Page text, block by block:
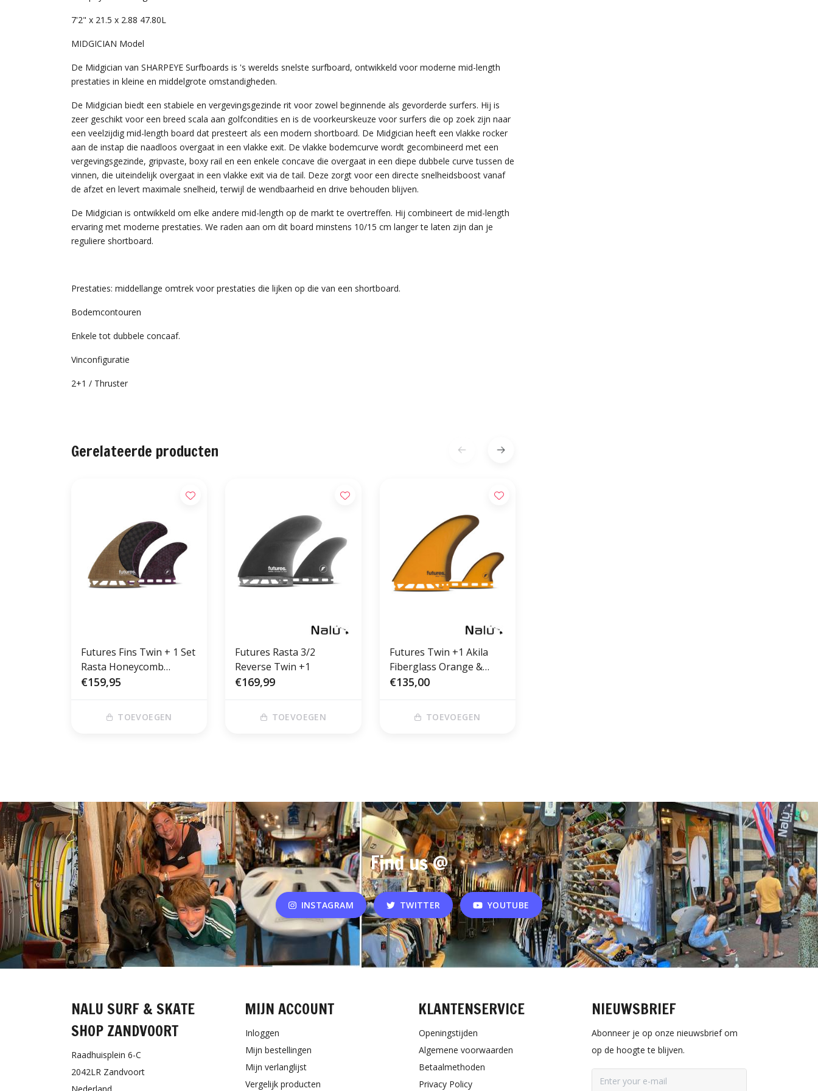
7'2" x 21.5 x 2.88 47.80L
MIDGICIAN Model
De Midgician van SHARPEYE Surfboards is 's werelds snelste surfboard, ontwikkeld voor moderne mid-length
prestaties in kleine en middelgrote omstandigheden.
De Midgician biedt een stabiele en vergevingsgezinde rit voor zowel beginnende als gevorderde surfers. Hij is
zeer geschikt voor een breed scala aan golfcondities en is de voorkeurskeuze voor surfers die op zoek zijn naar
een veelzijdig mid-length board dat presteert als een modern shortboard. De Midgician heeft een vlakke rocker
aan de instap die naadloos overgaat in een vlakke exit. De vlakke bodemcurve wordt gecombineerd met een
vergevingsgezinde, gripvaste, boxy rail en een enkele concave die overgaat in een diepe dubbele curve tussen de
vinnen, die uiteindelijk overgaat in een vlakke exit via de tail. Deze zorgt voor een directe snelheidsboost vanaf
de afzet en levert maximale snelheid, terwijl de wendbaarheid en drive behouden blijven.
De Midgician is ontwikkeld om elke andere mid-length op de markt te overtreffen. Hij combineert de mid-length
ervaring met moderne prestaties. We raden aan om dit board minstens 10/15 cm langer te laten zijn dan je
reguliere shortboard.
Prestaties: middellange omtrek voor prestaties die lijken op die van een shortboard.
Bodemcontouren
Enkele tot dubbele concaaf.
Vinconfiguratie
2+1 / Thruster
Gerelateerde producten
Futures Fins Twin + 1 Set
Rasta Honeycomb
Carbon 7-7
€159,95
TOEVOEGEN
Futures Rasta 3/2
Reverse Twin +1
€169,99
TOEVOEGEN
Futures Twin +1 Akila
Fiberglass Orange &
Brown
€135,00
TOEVOEGEN
Find us @
INSTAGRAM TWITTER YOUTUBE
NALU SURF & SKATE
SHOP ZANDVOORT
Raadhuisplein 6-C
2042LR Zandvoort
MIJN ACCOUNT
Inloggen
Mijn bestellingen
Mijn verlanglijst
Vergelijk producten
KLANTENSERVICE
Openingstijden
Algemene voorwaarden
Betaalmethoden
Privacy Policy
NIEUWSBRIEF
Abonneer je op onze nieuwsbrief om
op de hoogte te blijven.